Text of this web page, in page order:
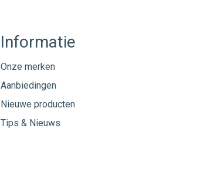
Informatie
Onze merken
Aanbiedingen
Nieuwe producten
Tips & Nieuws